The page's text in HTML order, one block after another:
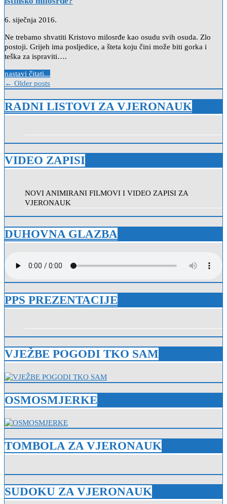
6. siječnja 2016.
Ne trebamo shvatiti Kristovo milosrđe kao osudu svih osuda. Zlo
postoji. Grijeh ima posljedice, a šteta koju čini može biti gorka i
teška za ispraviti….
nastavi čitati...
Navigacija
objava
← Older posts
RADNI LISTOVI ZA VJERONAUK
VIDEO ZAPISI
NOVI ANIMIRANI FILMOVI I VIDEO ZAPISI ZA
VJERONAUK
DUHOVNA GLAZBA
PPS PREZENTACIJE
VJEŽBE POGODI TKO SAM
OSMOSMJERKE
TOMBOLA ZA VJERONAUK
SUDOKU ZA VJERONAUK